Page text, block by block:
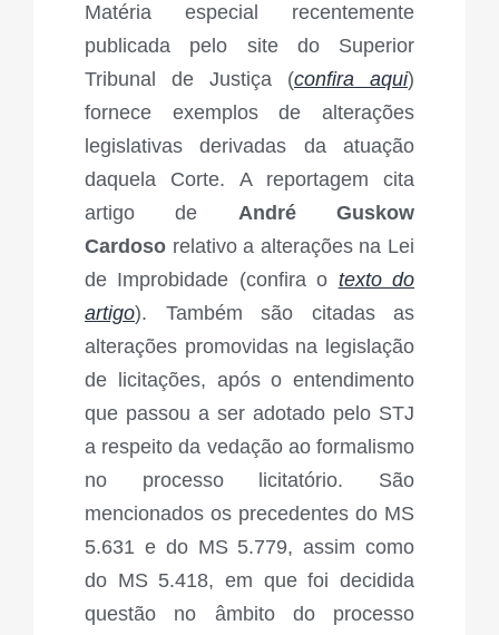
Matéria especial recentemente
publicada pelo site do Superior
Tribunal de Justiça (confira aqui)
fornece exemplos de alterações
legislativas derivadas da atuação
daquela Corte. A reportagem cita
artigo de André Guskow
Cardoso relativo a alterações na Lei
de Improbidade (confira o texto do
artigo). Também são citadas as
alterações promovidas na legislação
de licitações, após o entendimento
que passou a ser adotado pelo STJ
a respeito da vedação ao formalismo
no processo licitatório. São
mencionados os precedentes do MS
5.631 e do MS 5.779, assim como
do MS 5.418, em que foi decidida
questão no âmbito do processo